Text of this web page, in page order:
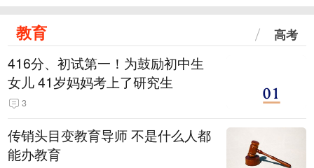
教育 高考
416分、初试第一！为鼓励初中生
女儿 41岁妈妈考上了研究生
3
传销头目变教育导师 不是什么人都
能办教育